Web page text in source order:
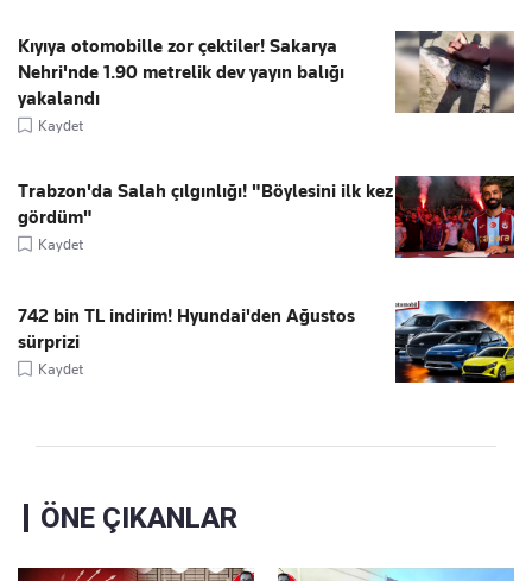
Kıyıya otomobille zor çektiler! Sakarya
Nehri'nde 1.90 metrelik dev yayın balığı
yakalandı
Kaydet
Trabzon'da Salah çılgınlığı! "Böylesini ilk kez
gördüm"
Kaydet
742 bin TL indirim! Hyundai'den Ağustos
sürprizi
Kaydet
ÖNE ÇIKANLAR